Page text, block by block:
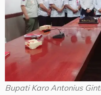
Bupati Karo Antonius